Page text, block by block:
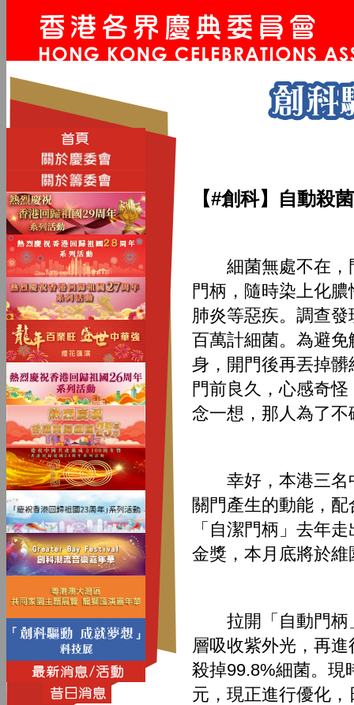
【#創科】 自動殺
細菌無處不在，
門柄，隨時染上化
肺炎等惡疾。調查
百萬計細菌。為避
身，開門後再丟掉
門前良久，心感奇
念一想，那人為了
幸好，本港三名
關門產生的動能，
「自潔門柄」去年
金獎，本月底將於
拉開「自動門柄
層吸收紫外光，再
殺掉99.8%細菌。現
元，現正進行優化